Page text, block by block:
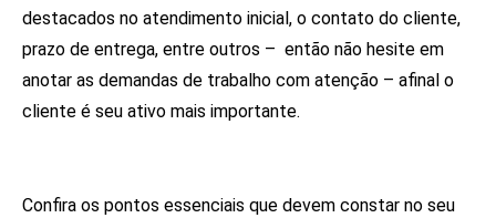
destacados no atendimento inicial, o contato do cliente,
prazo de entrega, entre outros – então não hesite em
anotar as demandas de trabalho com atenção – afinal o
cliente é seu ativo mais importante.
Confira os pontos essenciais que devem constar no seu